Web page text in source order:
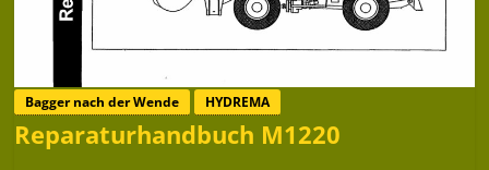
Bagger nach der Wende HYDREMA
Reparaturhandbuch M1220